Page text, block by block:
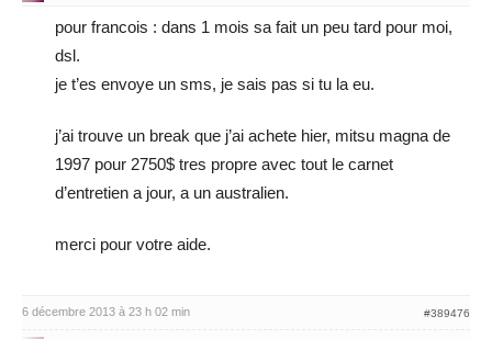
pour francois : dans 1 mois sa fait un peu tard pour moi,
dsl.
je t’es envoye un sms, je sais pas si tu la eu.
j’ai trouve un break que j’ai achete hier, mitsu magna de
1997 pour 2750$ tres propre avec tout le carnet
d’entretien a jour, a un australien.
merci pour votre aide.
6 décembre 2013 à 23 h 02 min #389476